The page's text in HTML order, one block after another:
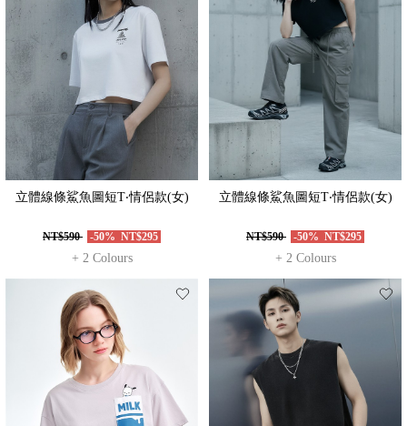
立體線條鯊魚圖短T‧情侶款(女)
NT$590 -50% NT$295
+ 2 Colours
立體線條鯊魚圖短T‧情侶款(女)
NT$590 -50% NT$295
+ 2 Colours